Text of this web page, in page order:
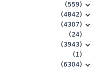
(559)
(4842)
(4307)
(24)
(3943)
(1)
(6304)